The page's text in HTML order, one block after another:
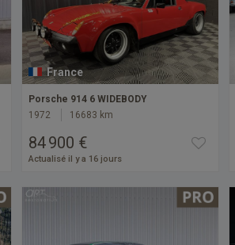
France
Porsche 914 6 WIDEBODY
1972
16683 km
84 900 €
Actualisé il y a 16 jours